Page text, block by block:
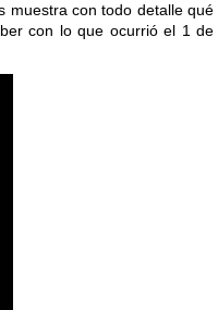
muestra con todo detalle qué
con lo que ocurrió el 1 de